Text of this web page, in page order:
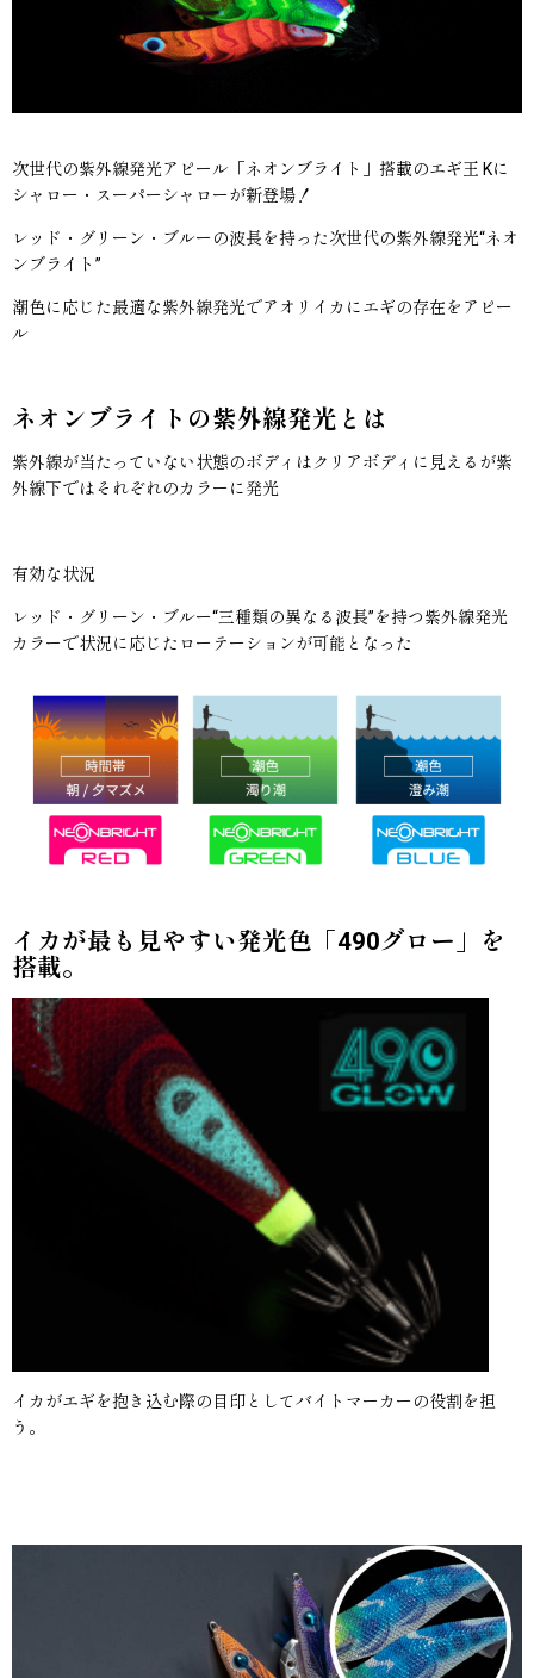
次世代の紫外線発光アピール「ネオンブライト」搭載のエギ王 Kに
シャロー・スーパーシャローが新登場！
レッド・グリーン・ブルーの波長を持った次世代の紫外線発光“ネオ
ンブライト”
潮色に応じた最適な紫外線発光でアオリイカにエギの存在をアピー
ル
ネオンブライトの紫外線発光とは
紫外線が当たっていない状態のボディはクリアボディに見えるが紫
外線下ではそれぞれのカラーに発光
有効な状況
レッド・グリーン・ブルー“三種類の異なる波長”を持つ紫外線発光
カラーで状況に応じたローテーションが可能となった
イカが最も見やすい発光色「490グロー」を
搭載。
イカがエギを抱き込む際の目印としてバイトマーカーの役割を担
う。